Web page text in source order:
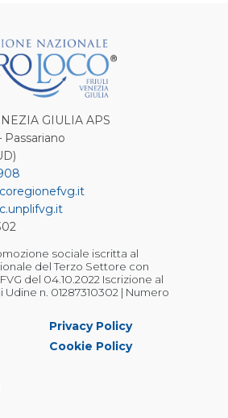
GIULIA APS
Passariano
sociale iscritta al
del Terzo Settore con
del 04.10.2022 Iscrizione al
n. 01287310302 | Numero
Privacy Policy
Cookie Policy